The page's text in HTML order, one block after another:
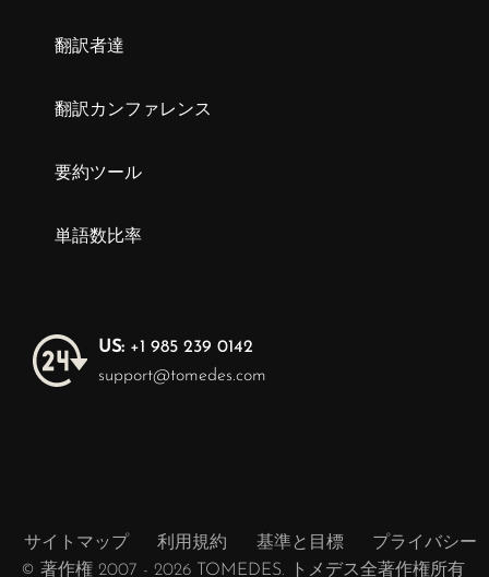
翻訳者達
翻訳カンファレンス
要約ツール
単語数比率
US: +1 985 239 0142
support@tomedes.com
サイトマップ 利用規約 基準と目標
プライバシー
© 著作権 2007 - 2026
TOMEDES. トメデス全著作権所有